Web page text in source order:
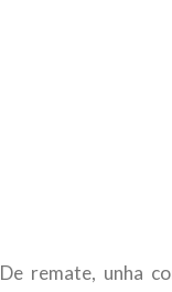
De remate, unha